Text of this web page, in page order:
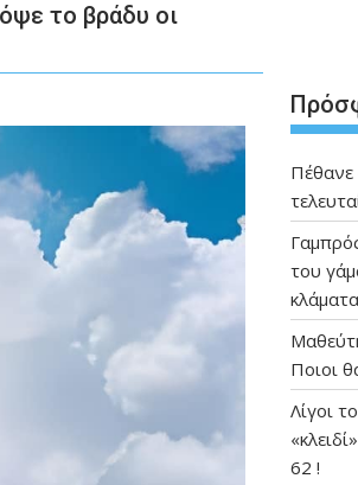
το βράδυ οι
Πέθανε
του
Ποιοι
Λίγοι
62 !